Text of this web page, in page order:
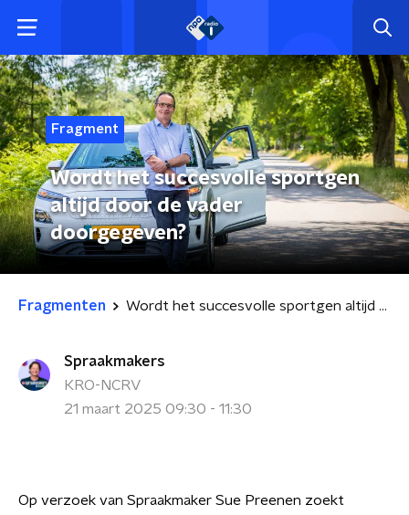
Fragment
Wordt het succesvolle sportgen
altijd door de vader
doorgegeven?
Fragmenten Wordt het succesvolle sportgen altijd door de vader doorgegeven?
Spraakmakers
KRO-NCRV
21 maart 2025 09:30 - 11:30
Op verzoek van Spraakmaker Sue Preenen zoekt